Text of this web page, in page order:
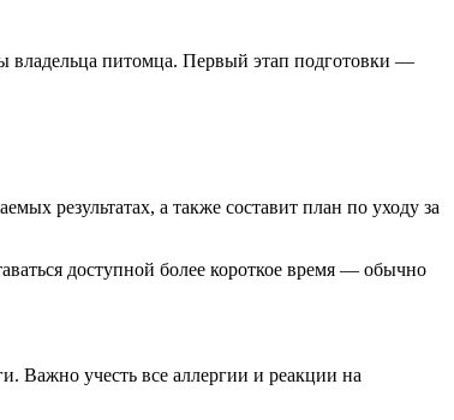
владельца питомца. Первый этап подготовки —
результатах, а также составит план по уходу за
доступной более короткое время — обычно
Важно учесть все аллергии и реакции на